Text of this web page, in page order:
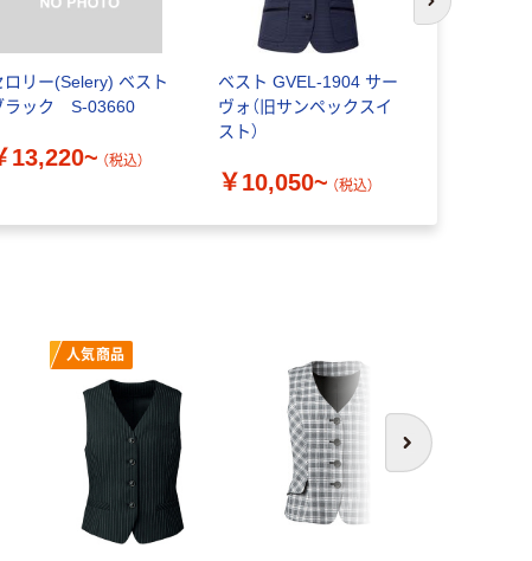
ロリー(Selery) ベスト
ラック S-03660
13,220~ （税込）
ベスト GVEL-1904 サー
ヴォ（旧サンペックスイ
スト）
￥10,050~ （税込）
次のスライド
次へ
人気商品